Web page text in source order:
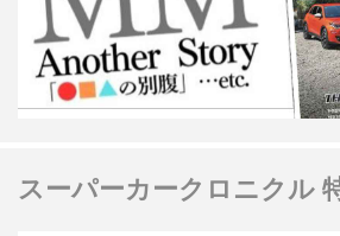
スーパーカークロニクル